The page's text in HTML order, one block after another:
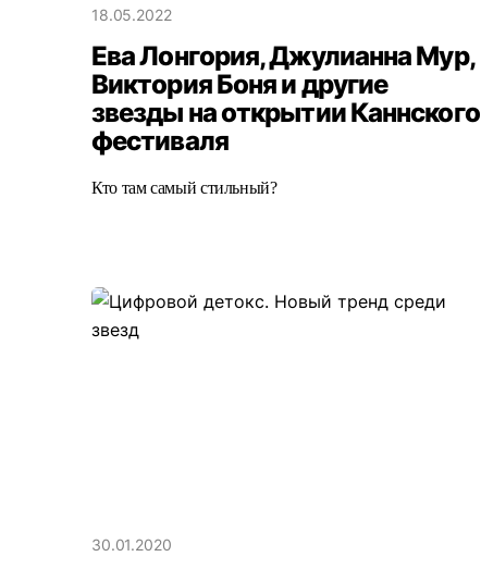
18.05.2022
Ева Лонгория, Джулианна Мур,
Виктория Боня и другие
звезды на открытии Каннского
фестиваля
Кто там самый стильный?
30.01.2020